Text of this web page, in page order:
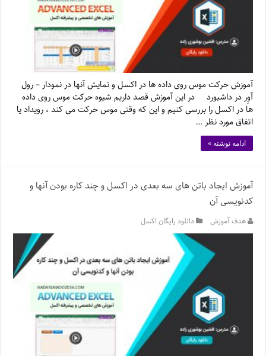
آموزش حرکت موس روی داده ها در اکسل و نمایش آنها در نمودار – رول
آوِر در داشبورد در این آموزش قصد داریم شیوه حرکت موس روی داده
ها در اکسل را بررسی کنیم و این که وقتی موس حرکت می کند ، رویداد یا
اتفاق مورد نظر …
ادامه نوشته »
آموزش ایجاد باتن های سه بعدی در اکسل و چند کاره بودن آنها و
کدنویسی آن
هدف آموزش دانلود رایگان اکسل